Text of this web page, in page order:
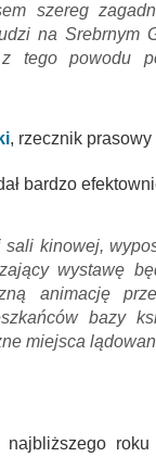
szereg
na Srebrnym
tego powodu
, rzecznik
bardzo
kinowej,
wystawę
animację
bazy
miejsca